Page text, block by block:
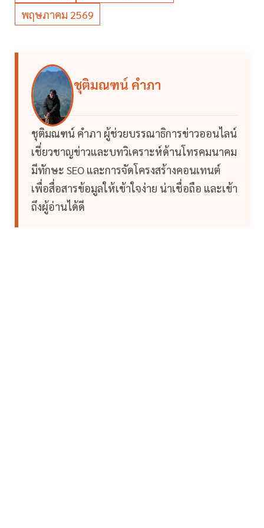
พฤษภาคม 2569
ชุติมณฑน์ คำภา
ชุติมณฑน์ คำภา ผู้ช่วยบรรณาธิการข่าวออนไลน์
เชี่ยวชาญข่าวและบทวิเคราะห์ด้านโทรคมนาคม
มีทักษะ SEO และการจัดโครงสร้างคอนเทนต์
เพื่อสื่อสารข้อมูลให้เข้าใจง่าย น่าเชื่อถือ และเข้า
ถึงผู้อ่านได้ดี